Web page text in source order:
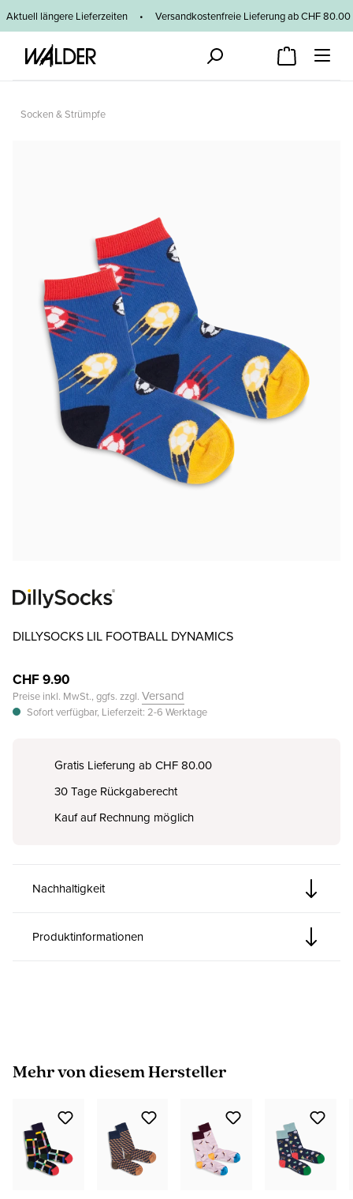
Zum Hauptinhalt springen
Aktuell längere Lieferzeiten • Versandkostenfreie Lieferung ab CHF
Socken & Strümpfe
DILLYSOCKS LIL FOOTBALL DYNAMICS
CHF 9.90
Preise inkl. MwSt., ggfs. zzgl. Versand
Sofort verfügbar, Lieferzeit: 2-6 Werktage
Gratis Lieferung ab CHF 80.00
30 Tage Rückgaberecht
Kauf auf Rechnung möglich
Nachhaltigkeit
Produktinformationen
Produktgalerie überspringen
Mehr von diesem Hersteller